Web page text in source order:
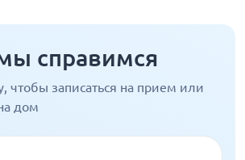
справимся
чтобы записаться на прием или
дом